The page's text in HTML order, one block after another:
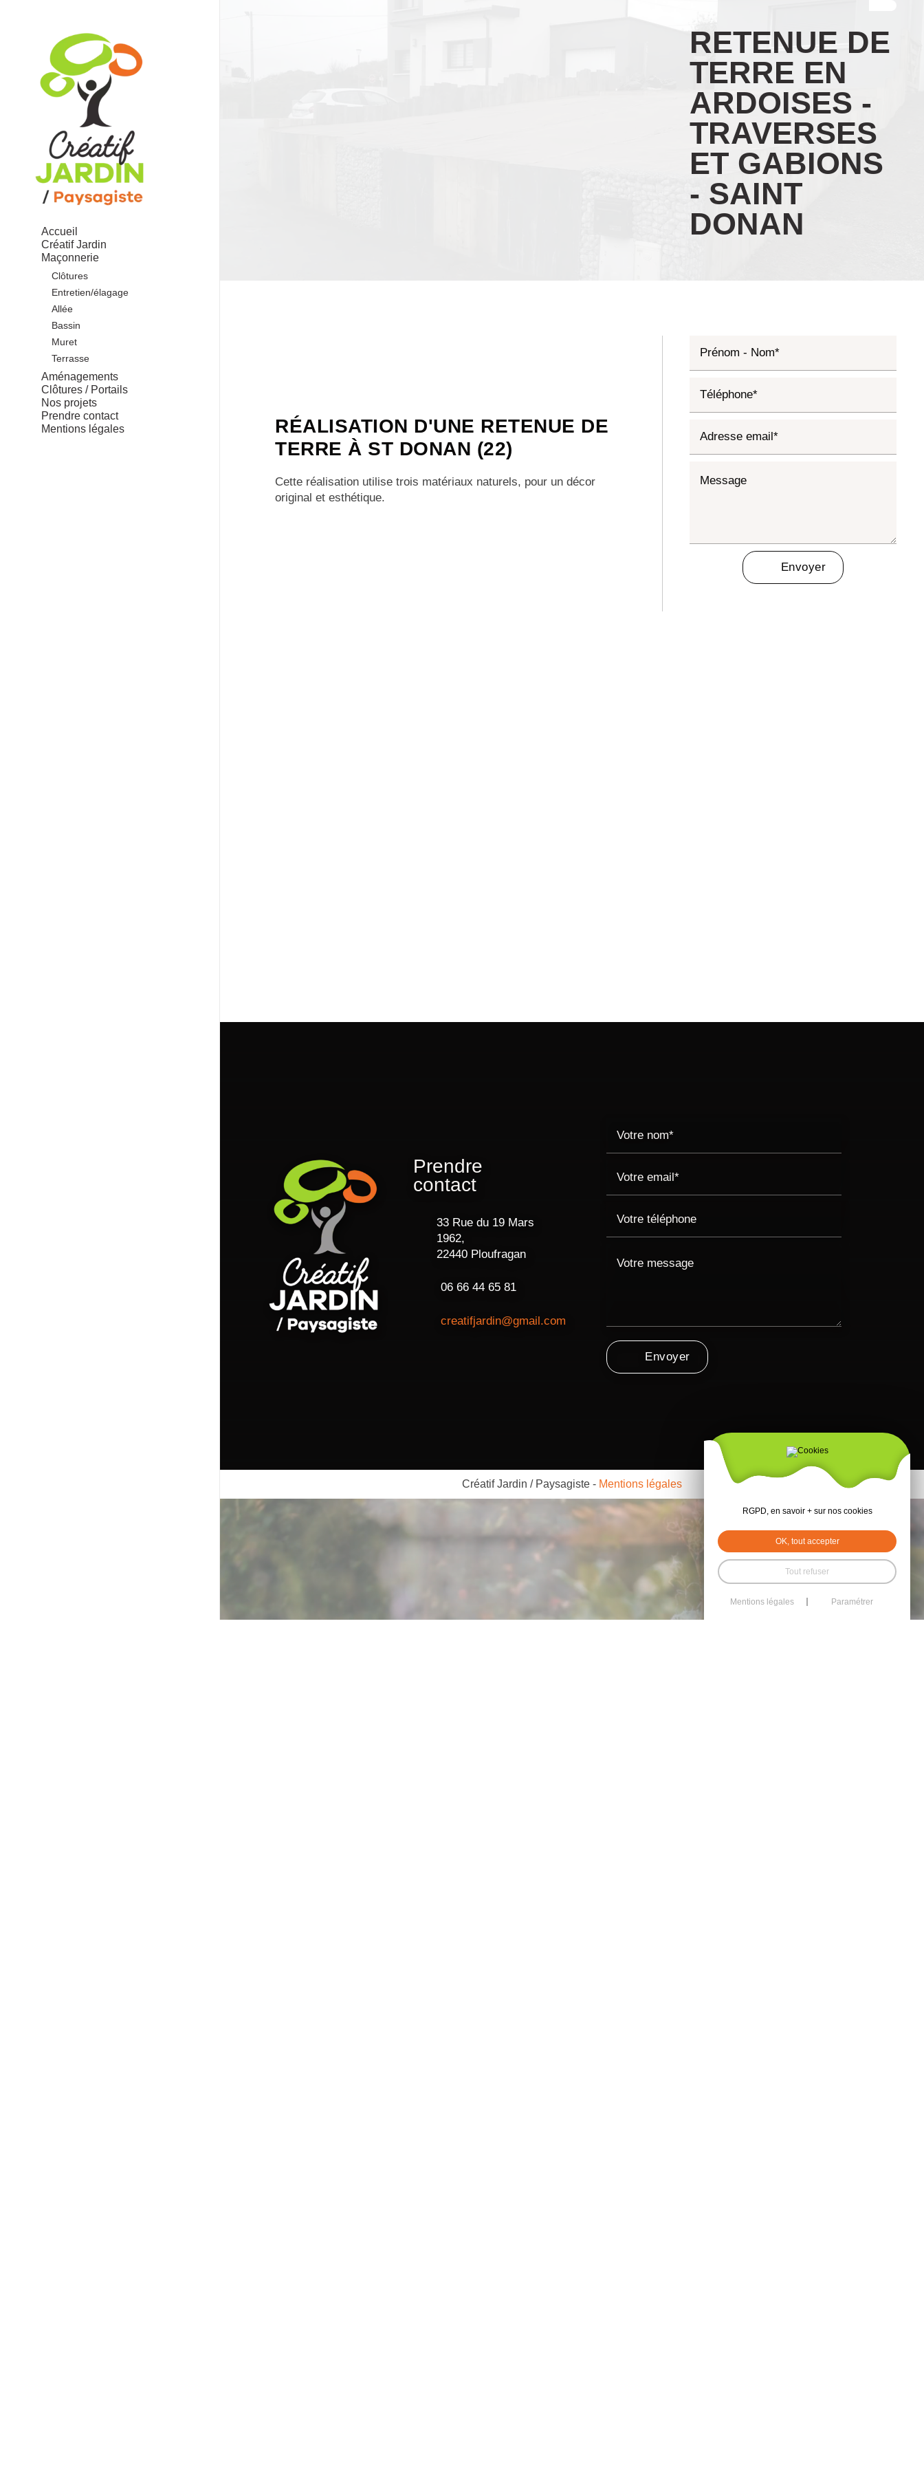
Accueil
Créatif Jardin
Maçonnerie
Clôtures
Entretien/élagage
Allée
Bassin
Muret
Terrasse
Aménagements
Clôtures / Portails
Nos projets
Prendre contact
Mentions légales
RETENUE DE
TERRE EN
ARDOISES -
TRAVERSES
ET GABIONS
- SAINT
DONAN
RÉALISATION D'UNE RETENUE DE
TERRE À ST DONAN (22)
Cette réalisation utilise trois matériaux naturels, pour un décor
original et esthétique.
Envoyer
Prendre
contact
33 Rue du 19 Mars
1962,
22440 Ploufragan
06 66 44 65 81
creatifjardin@gmail.com
Envoyer
Créatif Jardin / Paysagiste - Mentions légales
RGPD, en savoir + sur nos cookies
OK, tout accepter
Tout refuser
Mentions légales Paramétrer